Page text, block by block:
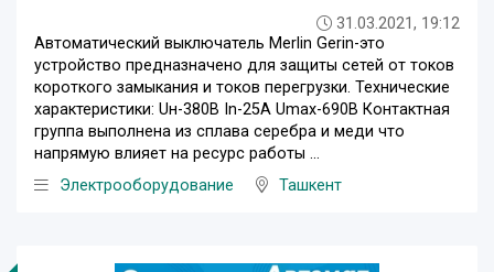
31.03.2021, 19:12
Автоматический выключатель Merlin Gerin-это
устройство предназначено для защиты сетей от токов
короткого замыкания и токов перегрузки. Технические
характеристики: Uн-380В In-25А Umax-690В Контактная
группа выполнена из сплава серебра и меди что
напрямую влияет на ресурс работы ...
Электрооборудование
Ташкент